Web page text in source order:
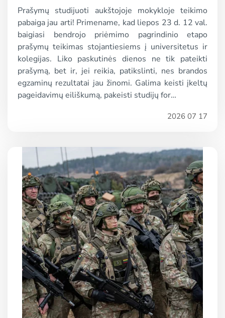
Prašymų studijuoti aukštojoje mokykloje teikimo
pabaiga jau arti! Primename, kad liepos 23 d. 12 val.
baigiasi bendrojo priėmimo pagrindinio etapo
prašymų teikimas stojantiesiems į universitetus ir
kolegijas. Liko paskutinės dienos ne tik pateikti
prašymą, bet ir, jei reikia, patikslinti, nes brandos
egzaminų rezultatai jau žinomi. Galima keisti įkeltų
pageidavimų eiliškumą, pakeisti studijų for…
2026 07 17